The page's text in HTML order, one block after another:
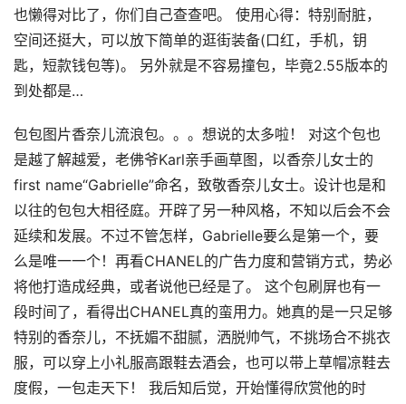
也懒得对比了，你们自己查查吧。 使用心得：特别耐脏，
空间还挺大，可以放下简单的逛街装备(口红，手机，钥
匙，短款钱包等)。 另外就是不容易撞包，毕竟2.55版本的
到处都是…
包包图片香奈儿流浪包。。。想说的太多啦！ 对这个包也
是越了解越爱，老佛爷Karl亲手画草图，以香奈儿女士的
first name“Gabrielle”命名，致敬香奈儿女士。设计也是和
以往的包包大相径庭。开辟了另一种风格，不知以后会不会
延续和发展。不过不管怎样，Gabrielle要么是第一个，要
么是唯一一个！再看CHANEL的广告力度和营销方式，势必
将他打造成经典，或者说他已经是了。 这个包刷屏也有一
段时间了，看得出CHANEL真的蛮用力。她真的是一只足够
特别的香奈儿，不抚媚不甜腻，洒脱帅气，不挑场合不挑衣
服，可以穿上小礼服高跟鞋去酒会，也可以带上草帽凉鞋去
度假，一包走天下！ 我后知后觉，开始懂得欣赏他的时